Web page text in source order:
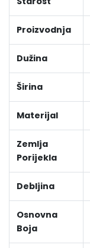
Proizvodnja
Dužina
Širina
Materijal
Zemlja
Porijekla
Debljina
Osnovna
Boja